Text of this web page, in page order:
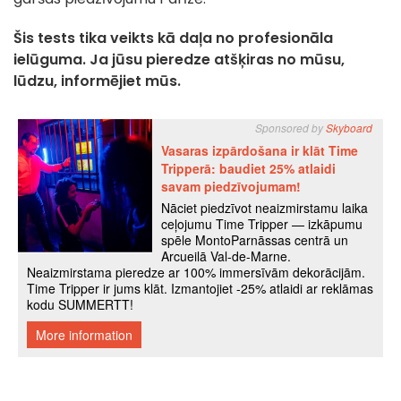
Šis tests tika veikts kā daļa no profesionāla
ielūguma. Ja jūsu pieredze atšķiras no mūsu,
lūdzu, informējiet mūs.